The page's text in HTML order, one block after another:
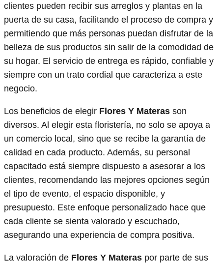
clientes pueden recibir sus arreglos y plantas en la
puerta de su casa, facilitando el proceso de compra y
permitiendo que más personas puedan disfrutar de la
belleza de sus productos sin salir de la comodidad de
su hogar. El servicio de entrega es rápido, confiable y
siempre con un trato cordial que caracteriza a este
negocio.
Los beneficios de elegir Flores Y Materas son
diversos. Al elegir esta floristería, no solo se apoya a
un comercio local, sino que se recibe la garantía de
calidad en cada producto. Además, su personal
capacitado está siempre dispuesto a asesorar a los
clientes, recomendando las mejores opciones según
el tipo de evento, el espacio disponible, y
presupuesto. Este enfoque personalizado hace que
cada cliente se sienta valorado y escuchado,
asegurando una experiencia de compra positiva.
La valoración de Flores Y Materas por parte de sus